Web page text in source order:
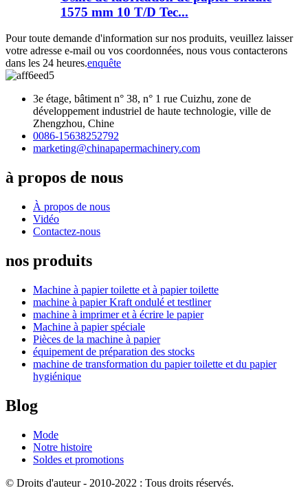
1575 mm 10 T/D Tec...
Pour toute demande d'information sur nos produits, veuillez laisser
votre adresse e-mail ou vos coordonnées, nous vous contacterons
dans les 24 heures.enquête
3e étage, bâtiment n° 38, n° 1 rue Cuizhu, zone de
développement industriel de haute technologie, ville de
Zhengzhou, Chine
0086-15638252792
marketing@chinapapermachinery.com
à propos de nous
À propos de nous
Vidéo
Contactez-nous
nos produits
Machine à papier toilette et à papier toilette
machine à papier Kraft ondulé et testliner
machine à imprimer et à écrire le papier
Machine à papier spéciale
Pièces de la machine à papier
équipement de préparation des stocks
machine de transformation du papier toilette et du papier
hygiénique
Blog
Mode
Notre histoire
Soldes et promotions
© Droits d'auteur - 2010-2022 : Tous droits réservés.